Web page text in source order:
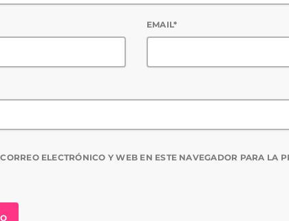
EMAIL*
ELECTRÓNICO Y WEB EN ESTE NAVEGADOR PARA LA